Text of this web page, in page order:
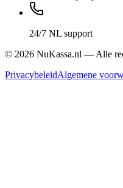
24/7 NL support
© 2026 NuKassa.nl — Alle
PrivacybeleidAlgemene